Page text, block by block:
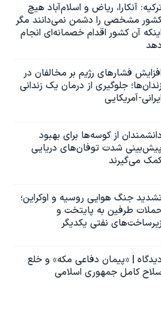
آنکارا، ریاض و اسلام‌آباد هیچ
مشخصی را دشمن نمی‌دانند مگر
آن کشور اقدام خصمانه‌ای انجام
دهد
فشارهای رژیم بر مخالفان در
زندان‌ها؛ جلوگیری از درمان یک زندانی
آمریکایی
دانشمندان از کوسه‌ها برای بهبود
پیش‌بینی شدت توفان‌های دریایی
می‌گیرند
جنگ هوایی روسیه و اوکراین؛
طرفین به پایتخت‌ و
زیرساخت‌های نفتی یکدیگر
دیدگاه | «پیمان دفاعی مکه» و خلع
سلاح کامل جمهوری اسلامی